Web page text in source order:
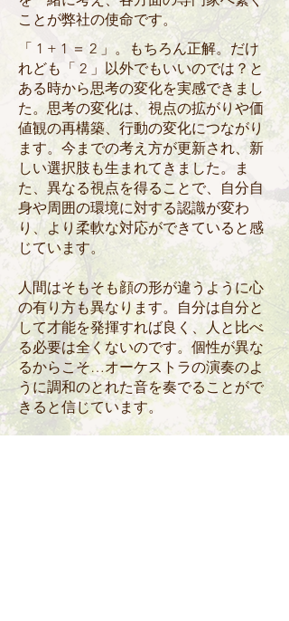
ことが弊社の使命です。
「 1 + 1 ＝ 2 」。もちろん正解。だけ
れども「 2 」以外でもいいのでは？と
ある時から思考の変化を実感できまし
た。思考の変化は、視点の拡がりや価
値観の再構築、行動の変化につながり
ます。今までの考え方が更新され、新
しい選択肢も生まれてきました。ま
た、異なる視点を得ることで、自分自
身や周囲の環境に対する認識が変わ
り、より柔軟な対応ができていると感
じています。
人間はそもそも顔の形が違うように心
の有り方も異なります。自分は自分と
して才能を発揮すれば良く、人と比べ
る必要は全くないのです。個性が異な
るからこそ…オーケストラの演奏のよ
うに調和のとれた音を奏でることがで
きると信じています。